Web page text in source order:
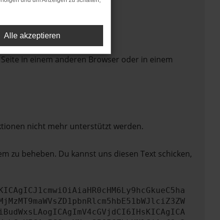
in einem anderen Browser oder in einem
nicht mehr unterstützt werden.
zu beheben. Du kannst uns diesen Text schicken,
Alle akzeptieren